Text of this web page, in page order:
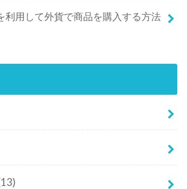
利用して外貨で商品を購入する方法